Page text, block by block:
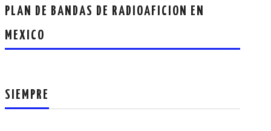
PLAN DE BANDAS DE RADIOAFICION EN
MEXICO
SIEMPRE